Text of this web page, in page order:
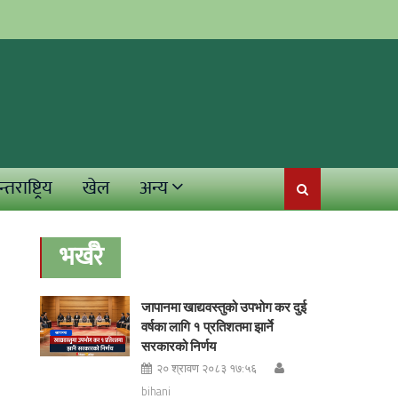
खेल अन्य
भर्खरै
जापानमा खाद्यवस्तुको उपभोग कर दुई
वर्षका लागि १ प्रतिशतमा झार्ने
सरकारको निर्णय
२० श्रावण २०८३ १७:५६
bihani